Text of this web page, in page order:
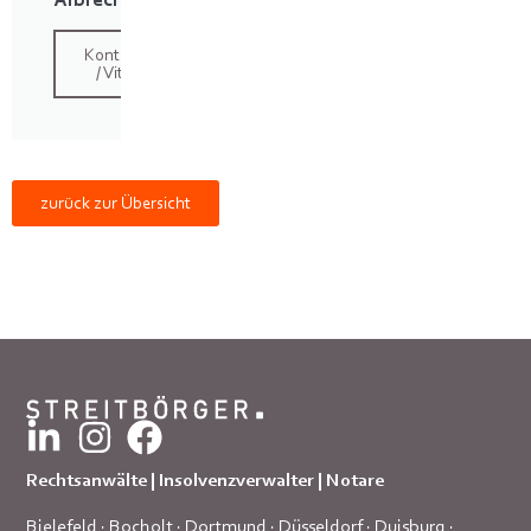
Kontakt
/ Vita
zurück zur Übersicht
Rechtsanwälte | Insolvenzverwalter | Notare
Bielefeld · Bocholt · Dortmund · Düsseldorf· Duisburg ·